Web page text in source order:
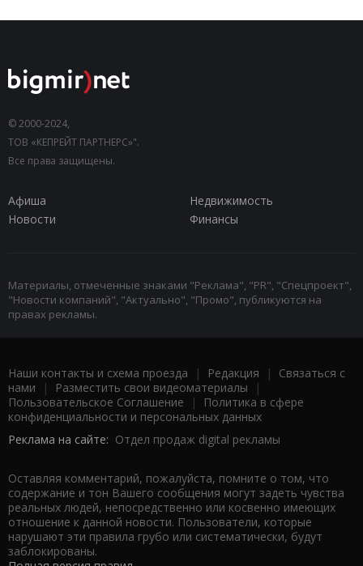
© 2000-2024,
ТОВ «КЕПРЕЙТ ПАРТНЕРС»".
Все права защищены.
Афиша
Недвижимость
Новости
Финансы
Материалы, отмеченные знаками "Реклама", "PR", "Спецпроект",
"Новости компаний", "Актуально", "Промо", публикуются на
правах рекламы.
Наши контакты и схема проезда | Редакция | Связаться с
нами | Разместить свои видеоматериалы |
Пользовательское Соглашение |
Политика в сфере
конфиденциальности и персональных данных
Реклама на сайте: Отдел продаж digital рекламы
Оставляя комментарий, пожалуйста, помните о том, что
содержание и тон Вашего сообщения могут задеть чувства
реальных людей, непосредственно или косвенно имеющих
отношение к данной новости. Пользователи, которые
нарушают эти правила грубо или систематически, будут
заблокированы.